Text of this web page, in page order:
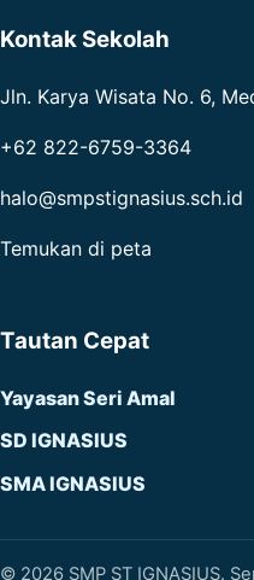
Kontak Sekolah
Jln. Karya Wisata No. 6,
+62 822-6759-3364
halo@smpstignasius.sch.id
Temukan di peta
Tautan Cepat
Yayasan Seri Amal
SD IGNASIUS
SMA IGNASIUS
© 2026 SMP ST IGNASIUS.